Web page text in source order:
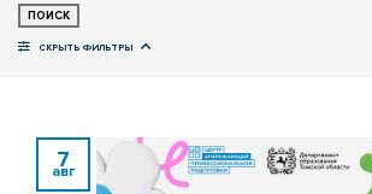
ПОИСК
СКРЫТЬ ФИЛЬТРЫ
7
авг